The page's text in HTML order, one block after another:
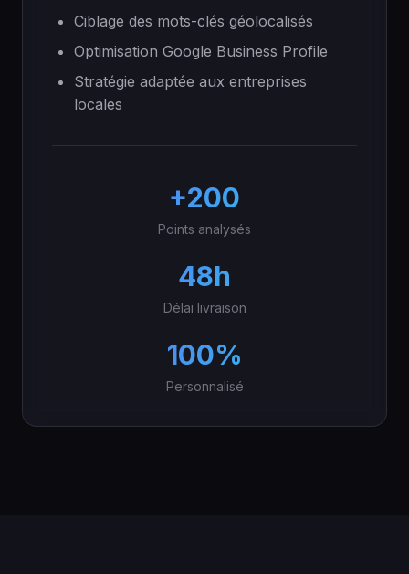
Ciblage des mots-clés géolocalisés
Optimisation Google Business Profile
Stratégie adaptée aux entreprises
locales
+200
Points analysés
48h
Délai livraison
100%
Personnalisé